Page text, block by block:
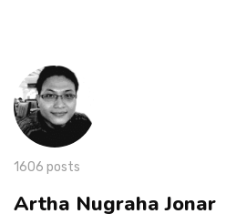
1606 posts
Artha Nugraha Jonar